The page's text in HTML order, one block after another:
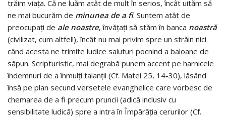
trăim viaţa. Că ne luăm atât de mult în serios, încât uităm să
ne mai bucurăm de minunea de a fi. Suntem atât de
preocupaţi de ale noastre, învăţaţi să stăm în banca noastră
(civilizat, cum altfel!), încât nu mai privim spre un străin nici
când acesta ne trimite ludice saluturi pocnind a baloane de
săpun. Scripturistic, mai degrabă punem accent pe harnicele
îndemnuri de a înmulţi talanţii (Cf. Matei 25, 14-30), lăsând
însă pe plan secund versetele evanghelice care vorbesc de
chemarea de a fi precum pruncii (adică inclusiv cu
sensibilitate ludică) spre a intra în Împărăţia cerurilor (Cf.